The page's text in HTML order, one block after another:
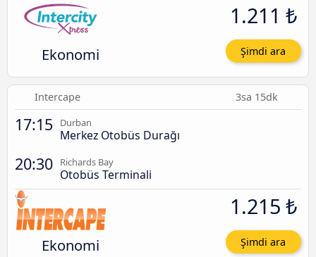
Ekonomi
1.211 ₺
Şimdi ara
Intercape 3sa 15dk
17:15 Durban
Merkez Otobüs Durağı
20:30 Richards Bay
Otobüs Terminali
Ekonomi
1.215 ₺
Şimdi ara